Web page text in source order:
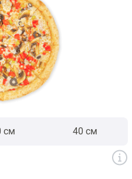
шт
6шт
шт
см 40 см